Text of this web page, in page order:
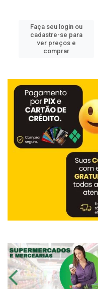
Faça seu login ou
cadastre-se para
ver preços e
comprar